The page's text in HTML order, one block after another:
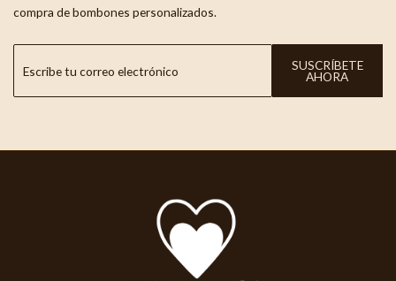
compra de bombones personalizados.
SUSCRÍBETE
AHORA